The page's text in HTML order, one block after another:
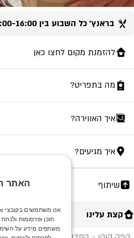
בראנץ' כל השבוע בין 9:00-16:00
להזמנת מקום לחצו כאן
מה בתפריט?
איך האווירה?
איך מגיעים?
שיתוף
קצת עלינו
ENGLISH
SERBIA
HEBREW
האתר
תוכן ופרסומות
משתפים מידע על